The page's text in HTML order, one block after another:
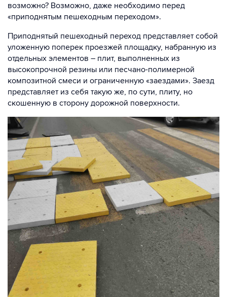
возможно? Возможно, даже необходимо перед
«приподнятым пешеходным переходом».
Приподнятый пешеходный переход представляет собой
уложенную поперек проезжей площадку, набранную из
отдельных элементов – плит, выполненных из
высокопрочной резины или песчано-полимерной
композитной смеси и ограниченную «заездами». Заезд
представляет из себя такую же, по сути, плиту, но
скошенную в сторону дорожной поверхности.